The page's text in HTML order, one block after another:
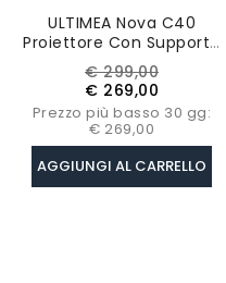
ULTIMEA Nova C40
Proiettore Con Supporto
Cardanico, 600 ANSI,
Decodifica 4K, 1080P
Nativo, Android TV 11.0
Prezzo
base
€ 299,00Prezzo
€ 269,00
Prezzo più basso 30 gg:
€ 269,00
AGGIUNGI AL CARRELLO